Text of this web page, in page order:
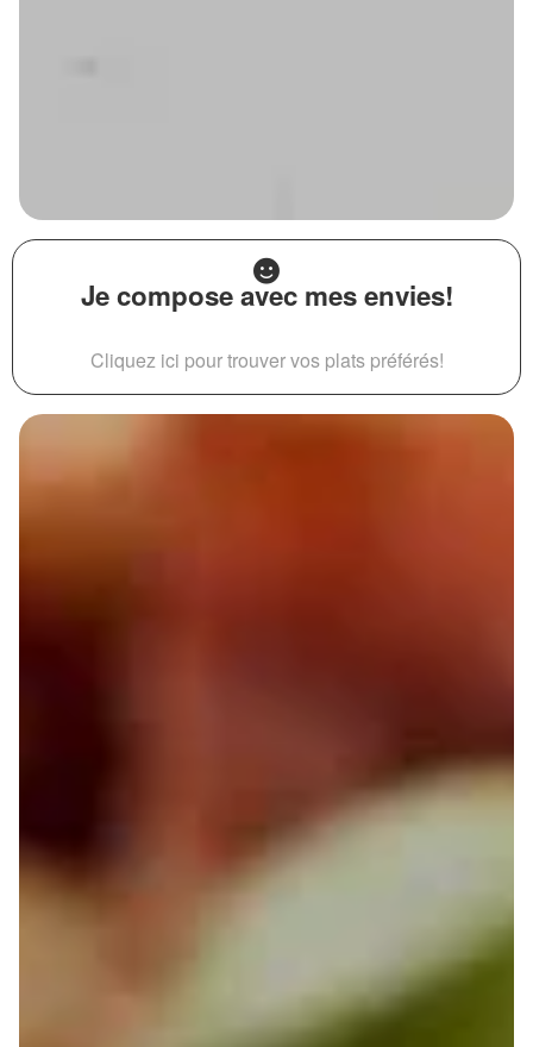
Je compose avec mes envies!
Cliquez ici pour trouver vos plats préférés!